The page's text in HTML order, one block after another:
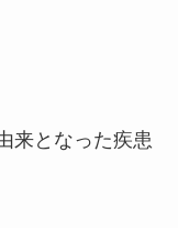
来となった疾患